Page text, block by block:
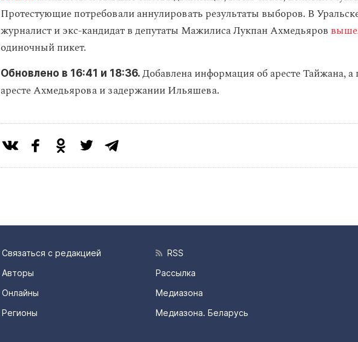
Протестующие потребовали аннулировать результаты выборов. В
журналист и экс-кандидат в депутаты Мажилиса Лукпан Ахмедьяров
одиночный пикет.
Обновлено в 16:41 и 18:36. Добавлена информация об аресте Тайжана, а
аресте Ахмедьярова и задержании Ильяшева.
Связаться с редакцией
Авторы
Онлайны
Регионы
RSS
Рассылка
Медиазона
Медиазона. Беларусь